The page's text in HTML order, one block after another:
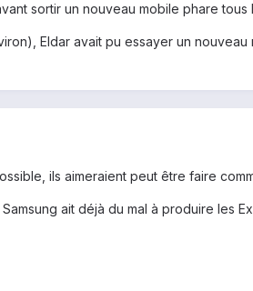
sortir un nouveau mobile phare
Eldar avait pu essayer un
ils aimeraient peut être faire
ait déjà du mal à produire les